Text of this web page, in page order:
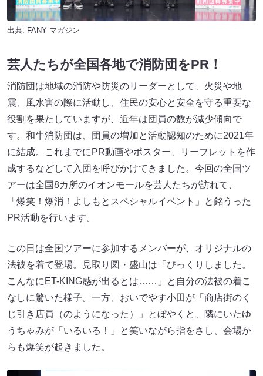
出典: FANY マガジン
芸人たちが全国各地で消防団をPR！
消防団は地域の消防や防災のリーダーとして、火災や地
震、風水害の際に活動し、住民の安心と安全を守る重要な
役割を果たしていますが、近年は団員の数が減少傾向で
す。和牛消防団は、団員の増加と活動認知のために2021年
に結成。これまでにPR動画やポスター、リーフレットを作
成するなどして入団を呼びかけてきました。今回の全国ツ
アーは全国8カ所のイオンモールを芸人たちが訪れて、
「爆笑！爆消！よしもとスペシャルイベント」と銘うった
PR活動を行います。
この日は全国ツアーに参加するメンバーが、オリジナルの
法被を着て登場。見取り図・盛山は「びっくりしました。
こんなにET-KING感が出るとは……」と自分の法被の着こ
なしに驚いた様子。一方、おいでやす小田が「商店街のく
じ引き店員（のようになった）」とぼやくと、隣にいたゆ
うちゃみが「いるいる！」と笑いながら指をさし、会場か
らも爆笑が起きました。